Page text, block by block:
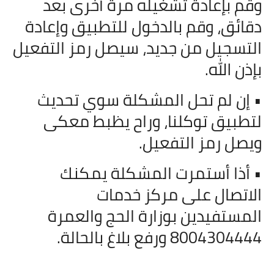
دقائق، وقم بالدخول للتطبيق وإعادة
التسجيل من جديد، سيصل رمز التفعيل
بإذن الله.
• إن لم تحل المشكلة سوي تحديث
لتطبيق توكلنا، وراح يظبط معكى
ويصل رمز التفعيل.
• أذا أستمرت المشكلة يمكنك
الاتصال على مركز خدمات
المستفيدين بوزارة الحج والعمرة
8004304444 ورفع بلاغ بالحالة.